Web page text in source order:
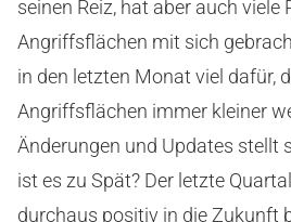
seinen Reiz, hat aber auch viele
Angriffsflächen mit sich
in den letzten Monat viel dafür,
Angriffsflächen immer kleiner
Änderungen und Updates stellt
ist es zu Spät? Der letzte
durchaus positiv in die Zukunft